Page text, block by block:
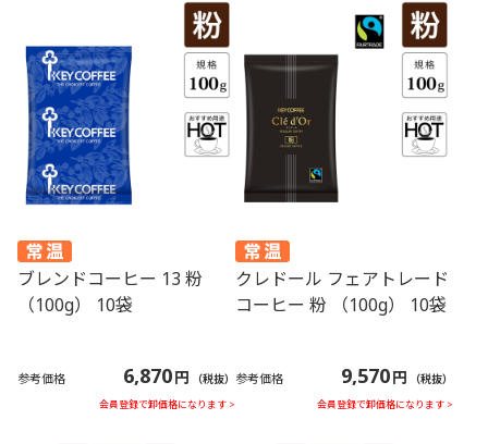
ブレンドコーヒー 13 粉
（100g） 10袋
参考価格 6,870円 （税抜）
会員登録で卸価格になります >
クレドール フェアトレード
コーヒー 粉 （100g） 10袋
参考価格 9,570円 （税抜）
会員登録で卸価格になります >